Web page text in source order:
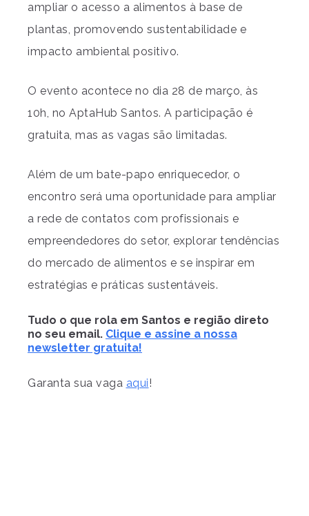
ampliar o acesso a alimentos à base de
plantas, promovendo sustentabilidade e
impacto ambiental positivo.
O evento acontece no dia 28 de março, às
10h, no AptaHub Santos. A participação é
gratuita, mas as vagas são limitadas.
Além de um bate-papo enriquecedor, o
encontro será uma oportunidade para ampliar
a rede de contatos com profissionais e
empreendedores do setor, explorar tendências
do mercado de alimentos e se inspirar em
estratégias e práticas sustentáveis.
Tudo o que rola em Santos e região direto
no seu email. Clique e assine a nossa
newsletter gratuita!
Garanta sua vaga aqui!